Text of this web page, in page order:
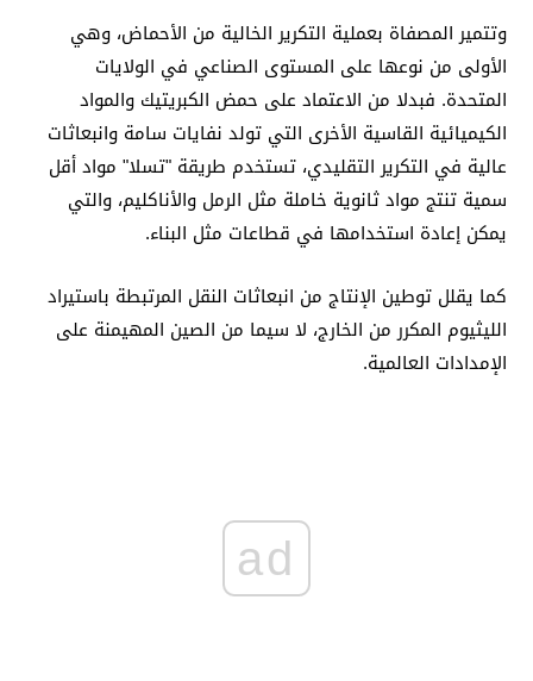
وتتمير المصفاة بعملية التكرير الخالية من الأحماض، وهي
الأولى من نوعها على المستوى الصناعي في الولايات
المتحدة. فبدلا من الاعتماد على حمض الكبريتيك والمواد
الكيميائية القاسية الأخرى التي تولد نفايات سامة وانبعاثات
عالية في التكرير التقليدي، تستخدم طريقة "تسلا" مواد أقل
سمية تنتج مواد ثانوية خاملة مثل الرمل والأناكليم، والتي
يمكن إعادة استخدامها في قطاعات مثل البناء.
كما يقلل توطين الإنتاج من انبعاثات النقل المرتبطة باستيراد
الليثيوم المكرر من الخارج، لا سيما من الصين المهيمنة على
الإمدادات العالمية.
ad